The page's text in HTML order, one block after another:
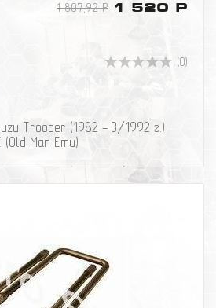
1 807,92 Р 1 520 Р
(0)
Trooper (1982 - 3/1992 г.)
Man Emu)
Trooper (1982 - 3/1992 г.)